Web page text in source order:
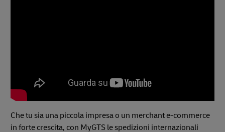
Che tu sia una piccola impresa o un merchant e-commerce
in forte crescita, con MyGTS le spedizioni internazionali